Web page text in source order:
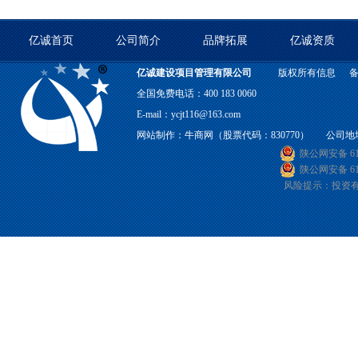
亿诚首页 公司简介 品牌拓展 亿诚资质
亿诚建设项目管理有限公司 版权所有信息
全国免费电话：400 183 0060
E-mail：ycjt116@163.com
网站制作：牛商网（股票代码：830770） 公司地
陕公网安备
陕公网安备
风险提示：投资